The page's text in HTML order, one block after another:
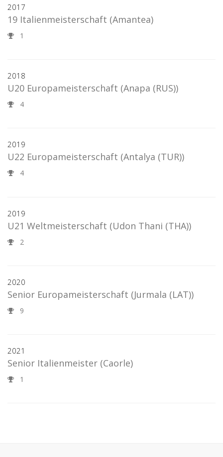
2017
19 Italienmeisterschaft (Amantea)
1
2018
U20 Europameisterschaft (Anapa (RUS))
4
2019
U22 Europameisterschaft (Antalya (TUR))
4
2019
U21 Weltmeisterschaft (Udon Thani (THA))
2
2020
Senior Europameisterschaft (Jurmala (LAT))
9
2021
Senior Italienmeister (Caorle)
1